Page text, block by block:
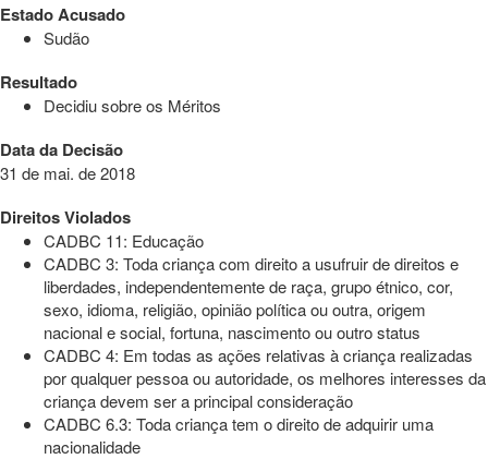
Estado Acusado
Sudão
Resultado
Decidiu sobre os Méritos
Data da Decisão
31 de mai. de 2018
Direitos Violados
CADBC 11: Educação
CADBC 3: Toda criança com direito a usufruir de direitos e
liberdades, independentemente de raça, grupo étnico, cor,
sexo, idioma, religião, opinião política ou outra, origem
nacional e social, fortuna, nascimento ou outro status
CADBC 4: Em todas as ações relativas à criança realizadas
por qualquer pessoa ou autoridade, os melhores interesses da
criança devem ser a principal consideração
CADBC 6.3: Toda criança tem o direito de adquirir uma
nacionalidade